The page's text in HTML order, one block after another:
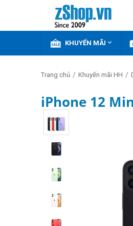
KHUYẾN MÃI 
Trang chủ / Khuyến mãi HH /
iPhone 12